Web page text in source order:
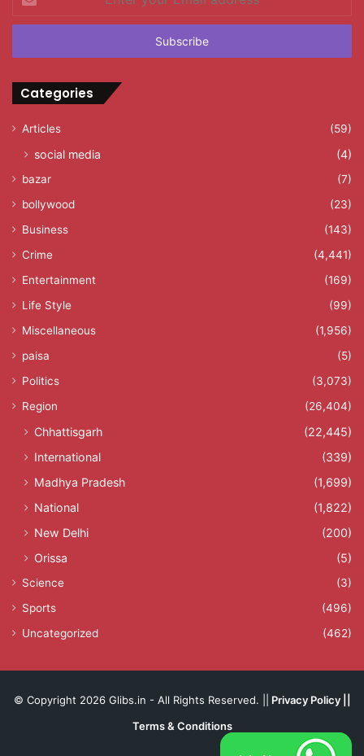
your
Email
Categories
Articles (59)
social media (4)
bazar
(7)
bollywood
(23)
Business
(143)
Crime
(4,441)
Entertainment
(169)
Life Style
(99)
Miscellaneous
(1,956)
paisa
(5)
Politics
(3,073)
Region
(26,404)
Chhattisgarh
(22,445)
International
(339)
Madhya Pradesh
(1,699)
National
(1,822)
New Delhi
(200)
Orissa
(5)
Science
(3)
Sports
(496)
Uncategorized
(462)
© Copyright 2026 Glibs.in - All Rights Reserved. || Privacy Policy||
Terms & Conditions